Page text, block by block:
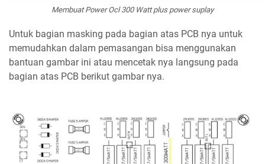
Membuat Power Ocl 300 Watt plus power suplay
Untuk bagian masking pada bagian atas PCB nya untuk
memudahkan dalam pemasangan bisa menggunakan
bantuan gambar ini atau mencetak nya langsung pada
bagian atas PCB berikut gambar nya.